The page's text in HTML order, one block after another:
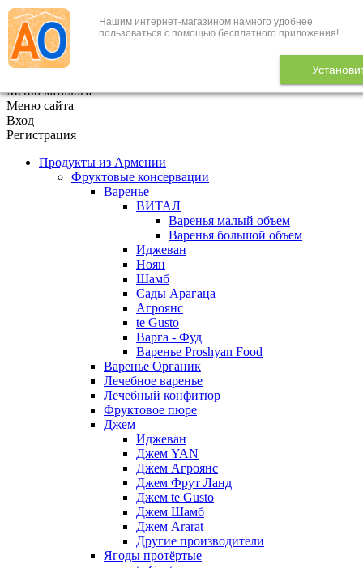
Нашим интернет-магазином намного удобнее
пользоваться с помощью бесплатного приложения!
+7 (495) 646-888-1
В корзине 0
Меню каталога
Меню сайта
Вход
Регистрация
Продукты из Армении
Фруктовые консервации
Варенье
ВИТАЛ
Варенья малый объем
Варенья большой объем
Иджеван
Ноян
Шамб
Сады Арагаца
Агроянс
te Gusto
Варга - Фуд
Варенье Proshyan Food
Варенье Органик
Лечебное варенье
Лечебный конфитюр
Фруктовое пюре
Джем
Иджеван
Джем YAN
Джем Агроянс
Джем Фрут Ланд
Джем te Gusto
Джем Шамб
Джем Ararat
Другие производители
Ягоды протёртые